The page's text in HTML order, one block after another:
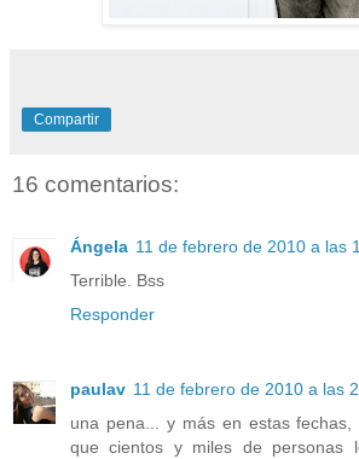
Compartir
16 comentarios:
Ángela 11 de febrero de 2010 a las
Terrible. Bss
Responder
paulav 11 de febrero de 2010 a las
una pena... y más en estas
que cientos y miles de personas